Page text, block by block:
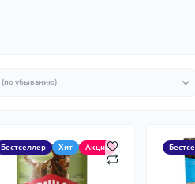
Бестселлер Хит Акция